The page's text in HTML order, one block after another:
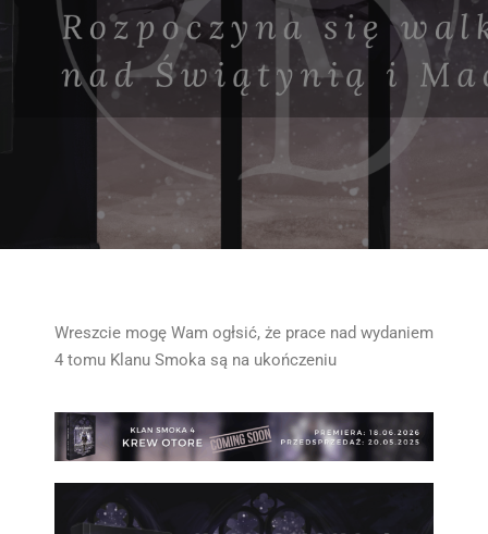
Wreszcie mogę Wam ogłsić, że prace nad wydaniem
4 tomu Klanu Smoka są na ukończeniu